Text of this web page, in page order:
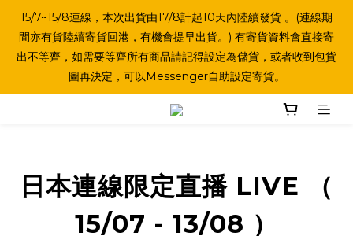
15/7~15/8連線，本次出貨由17/8計起10天內陸續發貨 。(連線期
間亦有貨陸續寄貨回港，有機會提早出貨。) 有寄貨資料會直接寄
出不等齊，如需要等齊所有商品請記得設定為儲貨，或者收到包貨
圖再決定，可以Messenger自助設定寄貨。
日本連線限定直播 LIVE （
15/07 - 13/08 ）